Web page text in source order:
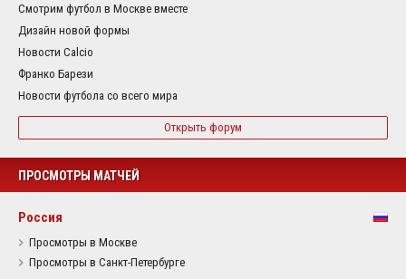
Смотрим футбол в Москве вместе
Дизайн новой формы
Новости Calcio
Франко Барези
Новости футбола со всего мира
Открыть форум
ПРОСМОТРЫ МАТЧЕЙ
Россия
Просмотры в Москве
Просмотры в Санкт-Петербурге